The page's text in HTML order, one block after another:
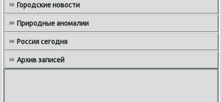
Городские новости
Природные аномалии
Россия сегодня
Архив записей